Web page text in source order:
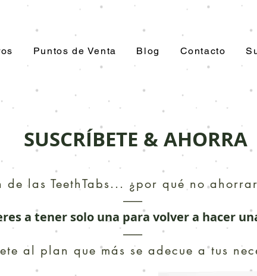
Puntos de Venta Blog Contacto
SUSCRÍBETE & AHORRA
de las TeethTabs... ¿por qué no
--------
a tener solo una para volver a hacer
--------
al plan que más se adecue a tus